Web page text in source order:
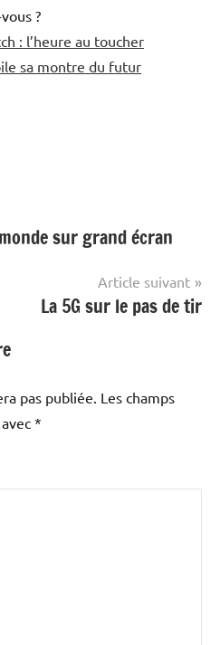
?
: l’heure au toucher
sa montre du futur
sur grand écran
Article suivant
La 5G sur le pas de tir
pas publiée. Les champs
*